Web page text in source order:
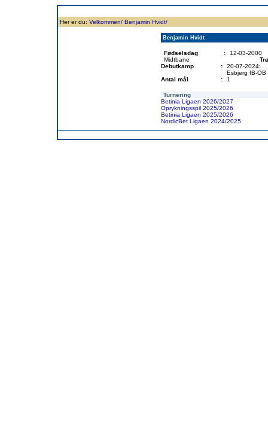
Her er du: Velkommen/ Benjamin Hvidt/
Benjamin Hvidt
Fødselsdag :
12-03-2000
Midtbane
Debutkamp
:
20-07-2024:
Esbjerg fB-OB
Antal mål
: 1
Turnering
Betinia Ligaen 2026/2027
Oprykningsspil 2025/2026
Betinia Ligaen 2025/2026
NordicBet Ligaen 2024/2025